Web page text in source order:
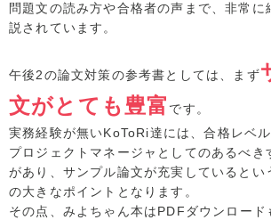
問題文の読み方や合格者の声まで、非常に
説されています。
午後2の論文対策の参考書としては、まず
文がとても豊富 です。
実務経験が無いKoToRi達には、合格レベ
プロジェクトマネージャとしてのあるべき
があり、サンプル論文が充実しているとい
の大きなポイントとなります。
その点、みよちゃん本はPDFダウンロー